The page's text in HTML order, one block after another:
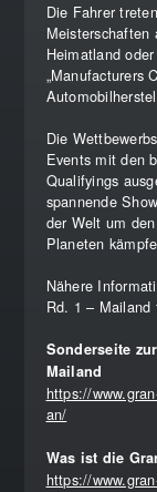
Die Fahrer
Meisterschaften
Heimatland
„Manufacturers
Die
Events mit den
Qualifyings
spannende
der Welt um
Planeten
Nähere
Rd. 1 –
Sonderseite
Mailand
https://
an/
Was ist die
https://